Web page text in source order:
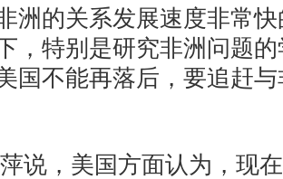
洲的关系发展速度非常
，特别是研究非洲问题
国不能再落后，要追赶
，美国方面认为，现在